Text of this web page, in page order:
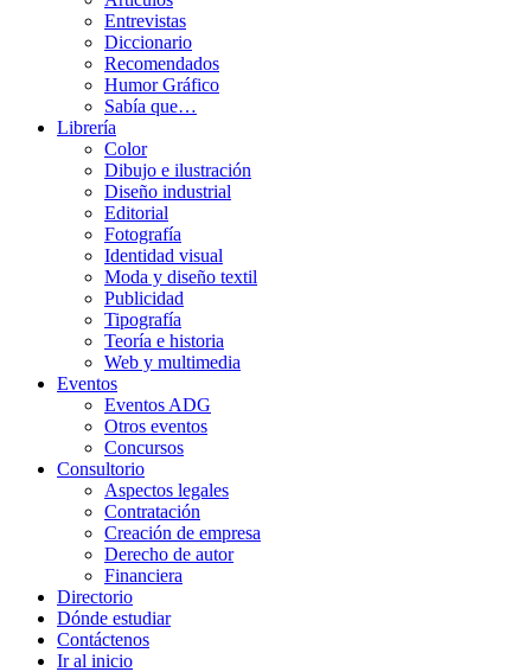
Entrevistas
Diccionario
Recomendados
Humor Gráfico
Sabía que…
Librería
Color
Dibujo e ilustración
Diseño industrial
Editorial
Fotografía
Identidad visual
Moda y diseño textil
Publicidad
Tipografía
Teoría e historia
Web y multimedia
Eventos
Eventos ADG
Otros eventos
Concursos
Consultorio
Aspectos legales
Contratación
Creación de empresa
Derecho de autor
Financiera
Directorio
Dónde estudiar
Contáctenos
Ir al inicio